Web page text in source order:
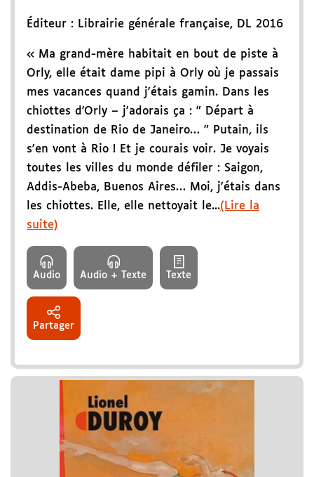
Éditeur : Librairie générale française, DL 2016
« Ma grand-mère habitait en bout de piste à
Orly, elle était dame pipi à Orly où je passais
mes vacances quand j'étais gamin. Dans les
chiottes d'Orly – j'adorais ça : " Départ à
destination de Rio de Janeiro… " Putain, ils
s'en vont à Rio ! Et je courais voir. Je voyais
toutes les villes du monde défiler : Saigon,
Addis-Abeba, Buenos Aires… Moi, j'étais dans
les chiottes. Elle, elle nettoyait le...(Lire la
suite)
Audio Audio + Texte Texte
Partager